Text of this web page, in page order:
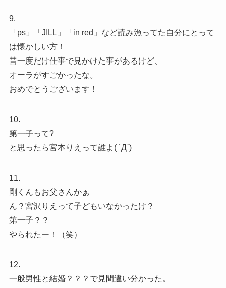
9.
「ps」「JILL」「in red」など読み漁ってた自分にとって
は懐かしい方！
昔一度だけ仕事で見かけた事があるけど、
オーラがすごかったな。
おめでとうございます！
10.
第一子って?
と思ったら宮本りえって誰よ( ´Д`)
11.
剛くんもお父さんかぁ
ん？宮沢りえって子どもいなかったけ？
第一子？？
やられたー！（笑）
12.
一般男性と結婚？？？で見間違い分かった。